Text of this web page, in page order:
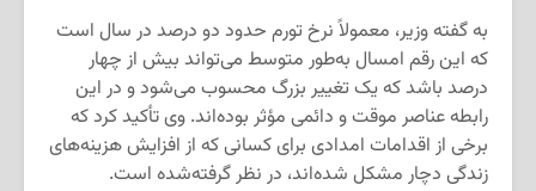
به گفته وزیر، معمولاً نرخ تورم حدود دو درصد در سال است
که این رقم امسال به‌طور متوسط ​​می‌تواند بیش از چهار
درصد باشد که یک تغییر بزرگ محسوب می‌شود و در این
رابطه عناصر موقت و دائمی مؤثر بوده‌اند. وی تأکید کرد که
برخی از اقدامات امدادی برای کسانی که از افزایش هزینه‌های
زندگی دچار مشکل شده‌اند، در نظر گرفته‌شده است.